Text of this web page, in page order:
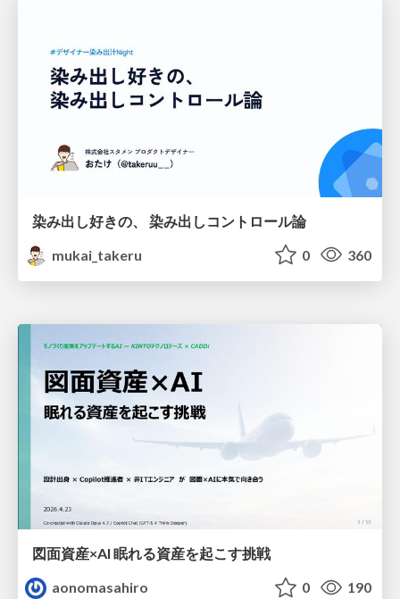
染み出し好きの、 染み出しコントロール論
mukai_takeru
0 360
図面資産×AI 眠れる資産を起こす挑戦
aonomasahiro
0 190